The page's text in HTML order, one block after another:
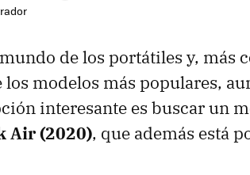
de los portátiles y, más
modelos más populares,
interesante es buscar un
Air (2020), que además está